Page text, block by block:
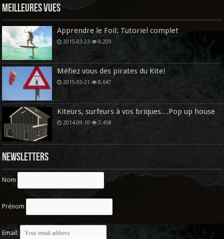
Meilleures vues
Apprendre le Foil: Tutoriel complet
2015-03-23 9,209
Méfiez vous des pirates du Kite!
2015-05-21 8,647
Kiteurs, surfeurs à vos briques…Pop up house
2014-09-10 7,458
Newsletters
Nom
Prénom
Email: